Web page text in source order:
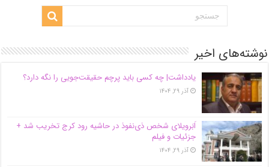
نوشته‌های اخیر
یادداشت| ‌چه کسی باید پرچم حقیقت‌جویی را نگه دارد؟
آذر ۲۹, ۱۴۰۴
اَبَر‌ویلای شخص ذی‌نفوذ در حاشیه‌ رود کرج تخریب شد +
جزئیات و فیلم
آذر ۲۹, ۱۴۰۴